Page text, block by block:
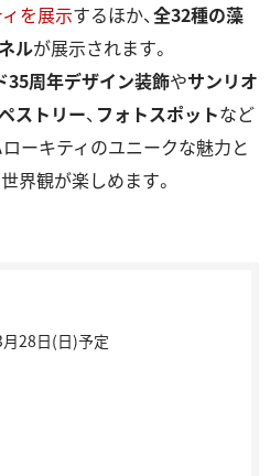
を展⽰するほか、全32種の藻
ルが展示されます。
35周年デザイン装飾やサンリオ
ストリー、 フォトスポットなど
ーキティのユニークな魅⼒と
界観が楽しめます。
28⽇(日)予定